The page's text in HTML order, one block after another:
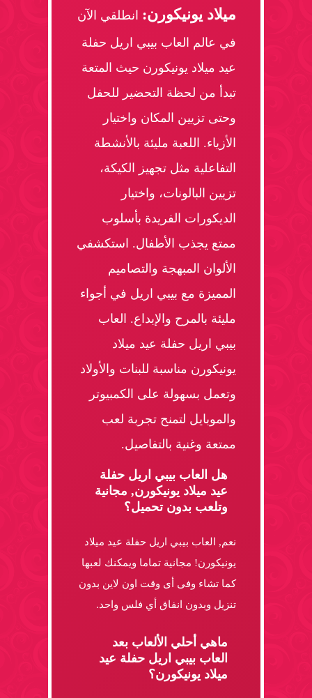
ميلاد يونيكورن: انطلقي الآن
في عالم العاب بيبي اريل حفلة
عيد ميلاد يونيكورن حيث المتعة
تبدأ من لحظة التحضير للحفل
وحتى تزيين المكان واختيار
الأزياء. اللعبة مليئة بالأنشطة
التفاعلية مثل تجهيز الكيكة،
تزيين البالونات، واختيار
الديكورات الفريدة بأسلوب
ممتع يجذب الأطفال. استكشفي
الألوان المبهجة والتصاميم
المميزة مع بيبي اريل في أجواء
مليئة بالمرح والإبداع. العاب
بيبي اريل حفلة عيد ميلاد
يونيكورن مناسبة للبنات والأولاد
وتعمل بسهولة على الكمبيوتر
والموبايل لتمنح تجربة لعب
ممتعة وغنية بالتفاصيل.
هل العاب بيبي اريل حفلة
عيد ميلاد يونيكورن, مجانية
وتلعب بدون تحميل؟
نعم, العاب بيبي اريل حفلة عيد ميلاد
يونيكورن! مجانية تماما ويمكنك لعبها
كما تشاء وفى أى وقت اون لاين بدون
تنزيل وبدون انفاق أي فلس واحد.
ماهي أحلي الألعاب بعد
العاب بيبي اريل حفلة عيد
ميلاد يونيكورن؟